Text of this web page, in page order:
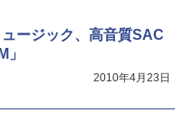
ージック、高音質SAC
2010年4月23日